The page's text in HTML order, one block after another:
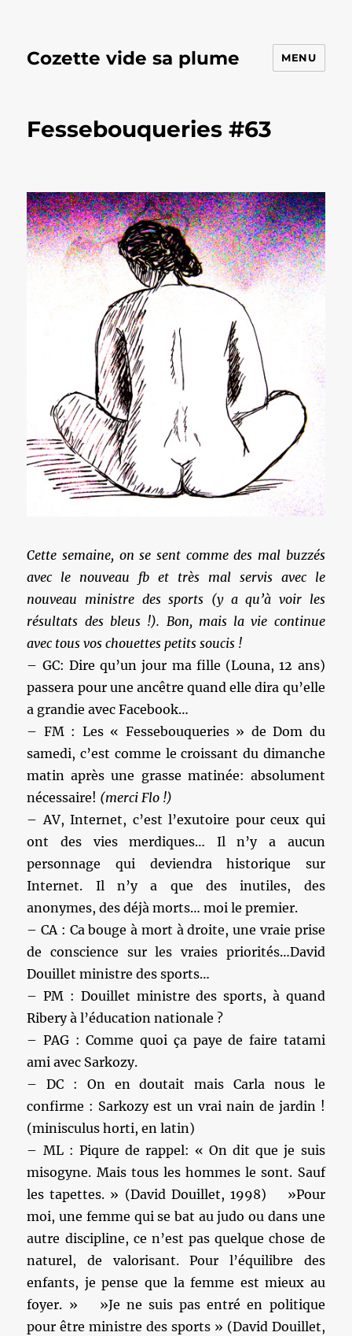
Cozette vide sa plume MENU
Fessebouqueries #63
Cette semaine, on se sent comme des mal buzzés
avec le nouveau fb et très mal servis avec le
nouveau ministre des sports (y a qu’à voir les
résultats des bleus !). Bon, mais la vie continue
avec tous vos chouettes petits soucis !
– GC: Dire qu’un jour ma fille (Louna, 12 ans)
passera pour une ancêtre quand elle dira qu’elle
a grandie avec Facebook…
– FM : Les « Fessebouqueries » de Dom du
samedi, c’est comme le croissant du dimanche
matin après une grasse matinée: absolument
nécessaire! (merci Flo !)
– AV, Internet, c’est l’exutoire pour ceux qui
ont des vies merdiques… Il n’y a aucun
personnage qui deviendra historique sur
Internet. Il n’y a que des inutiles, des
anonymes, des déjà morts… moi le premier.
– CA : Ca bouge à mort à droite, une vraie prise
de conscience sur les vraies priorités…David
Douillet ministre des sports…
– PM : Douillet ministre des sports, à quand
Ribery à l’éducation nationale ?
– PAG : Comme quoi ça paye de faire tatami
ami avec Sarkozy.
– DC : On en doutait mais Carla nous le
confirme : Sarkozy est un vrai nain de jardin !
(minisculus horti, en latin)
– ML : Piqure de rappel: « On dit que je suis
misogyne. Mais tous les hommes le sont. Sauf
les tapettes. » (David Douillet, 1998) »Pour
moi, une femme qui se bat au judo ou dans une
autre discipline, ce n’est pas quelque chose de
naturel, de valorisant. Pour l’équilibre des
enfants, je pense que la femme est mieux au
foyer. » »Je ne suis pas entré en politique
pour être ministre des sports » (David Douillet,